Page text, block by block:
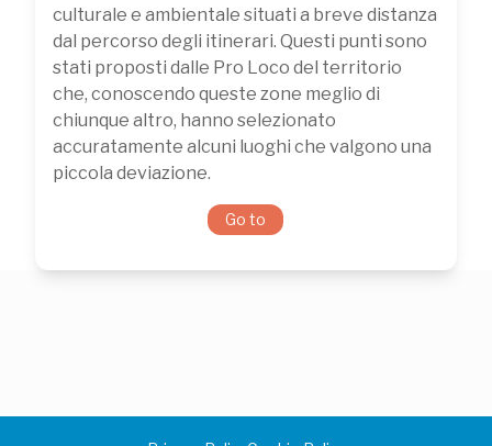
culturale e ambientale situati a breve distanza
dal percorso degli itinerari. Questi punti sono
stati proposti dalle Pro Loco del territorio
che, conoscendo queste zone meglio di
chiunque altro, hanno selezionato
accuratamente alcuni luoghi che valgono una
piccola deviazione.
Go to